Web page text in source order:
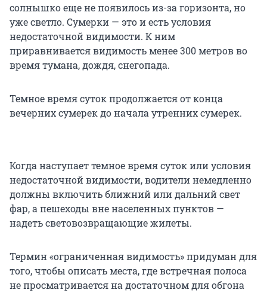
солнышко еще не появилось из-за горизонта, но
уже светло. Сумерки — это и есть условия
недостаточной видимости. К ним
приравнивается видимость менее 300 метров во
время тумана, дождя, снегопада.
Темное время суток продолжается от конца
вечерних сумерек до начала утренних сумерек.
Когда наступает темное время суток или условия
недостаточной видимости, водители немедленно
должны включить ближний или дальний свет
фар, а пешеходы вне населенных пунктов —
надеть световозвращающие жилеты.
Термин «ограниченная видимость» придуман для
того, чтобы описать места, где встречная полоса
не просматривается на достаточном для обгона